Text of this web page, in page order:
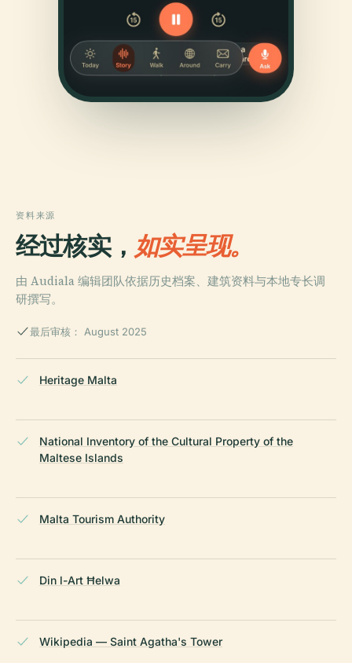
资料来源
经过核实， 如实呈现。
由 Audiala 编辑团队依据历史档案、建筑资料与本地专长调
研撰写。
最后审核： August 2025
Heritage Malta
National Inventory of the Cultural Property of the
Maltese Islands
Malta Tourism Authority
Din l-Art Ħelwa
Wikipedia — Saint Agatha's Tower